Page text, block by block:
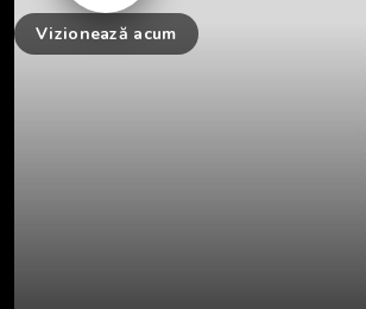
Vizionează acum